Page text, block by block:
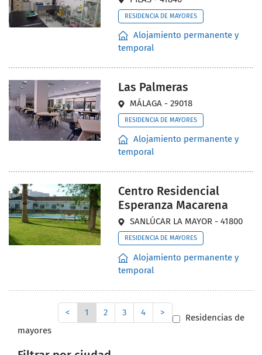
RESIDENCIA DE MAYORES
Alojamiento permanente y
temporal
Las Palmeras
MÁLAGA - 29018
RESIDENCIA DE MAYORES
Alojamiento permanente y
temporal
Centro Residencial
Esperanza Macarena
SANLÚCAR LA MAYOR - 41800
RESIDENCIA DE MAYORES
Alojamiento permanente y
temporal
< 1 2 3 4 >
Residencias de
mayores